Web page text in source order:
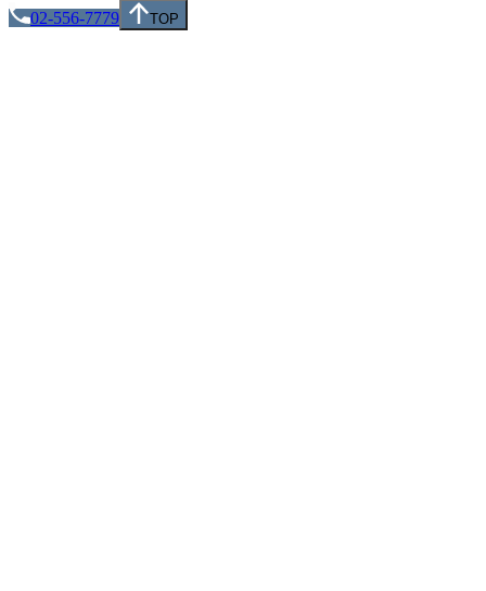
02-556-7779
TOP